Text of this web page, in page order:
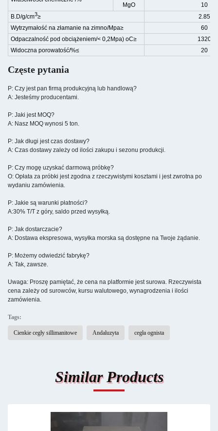
MgO
10
B.D/g/cm3≥
2.85
Wytrzymałość na złamanie na zimno/Mpa≥
60
Odpaczalność pod obciążeniem/< 0,2Mpa) oC≥
1320
Widoczna porowatość/%≤
20
Częste pytania
P: Czy jest pan firmą produkcyjną lub handlową?
A: Jesteśmy producentami.
P: Jaki jest MOQ?
A: Nasz MOQ wynosi 5 ton.
P: Jak długi jest czas dostawy?
A: Czas dostawy zależy od ilości zakupu i sezonu produkcji.
P: Czy mogę uzyskać darmową próbkę?
O: Opłata za próbki jest zgodna z rzeczywistymi kosztami i jest zwrotna po
wydaniu zamówienia.
P: Jakie są warunki płatności?
A:30% T/T z góry, saldo przed wysyłką.
P: Jak dostarczacie?
A: Dostawa ekspresowa, wysyłka morska są dostępne na Twoje żądanie.
P: Możemy odwiedzić fabrykę?
A: Tak, zawsze.
Uwaga: Proszę pamiętać, że cena na platformie jest surowa. Rzeczywista
cena zależy od surowców, kursu walutowego, wynagrodzenia i ilości
zamówienia.
Tags:
Cienkie cegły sillimanitowe Andaluzyta cegła ognista
Similar Products